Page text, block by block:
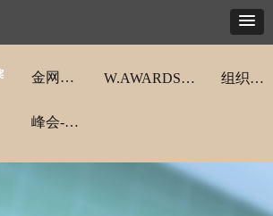
峰会-领航秀
W.AWARDS金网奖
金网奖动态 组织架构